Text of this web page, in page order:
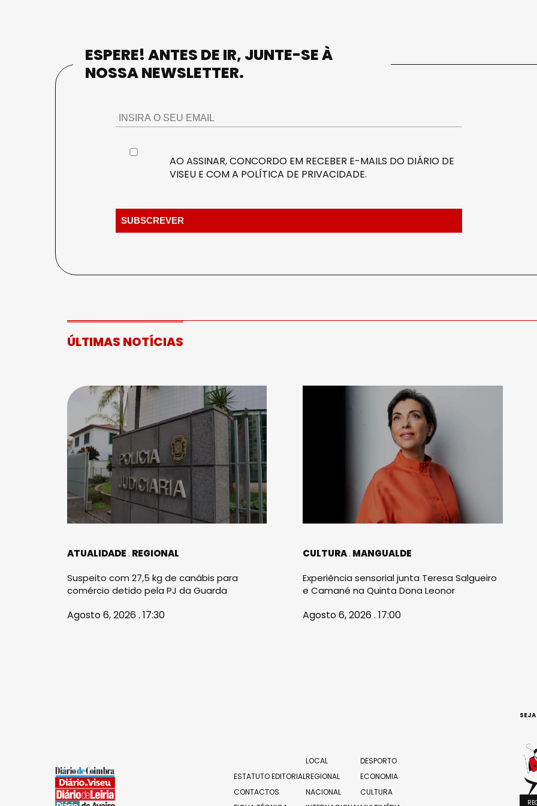
ESPERE! ANTES DE IR, JUNTE-SE À
NOSSA NEWSLETTER.
AO ASSINAR, CONCORDO EM RECEBER E-MAILS DO DIÁRIO DE
VISEU E COM A POLÍTICA DE PRIVACIDADE.
ÚLTIMAS NOTÍCIAS
ATUALIDADE REGIONAL
Suspeito com 27,5 kg de canábis para
comércio detido pela PJ da Guarda
Agosto 6, 2026 . 17:30
CULTURA MANGUALDE
Experiência sensorial junta Teresa Salgueiro
e Camané na Quinta Dona Leonor
Agosto 6, 2026 . 17:00
ESTATUTO EDITORIAL
CONTACTOS
LOCAL
REGIONAL
NACIONAL
DESPORTO
ECONOMIA
CULTURA